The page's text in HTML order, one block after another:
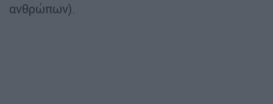
ανθρώπων).